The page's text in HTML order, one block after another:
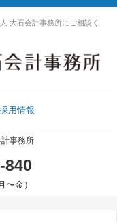
大石会計事務所にご相談く
採用情報
事務所
840
〜金）